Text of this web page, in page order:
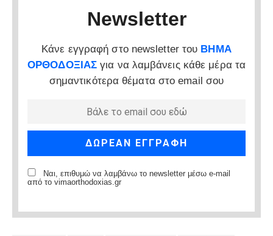
Newsletter
Κάνε εγγραφή στο newsletter του ΒΗΜΑ
ΟΡΘΟΔΟΞΙΑΣ για να λαμβάνεις κάθε μέρα τα
σημαντικότερα θέματα στο email σου
Ναι, επιθυμώ να λαμβάνω το newsletter μέσω e-mail
από το vimaorthodoxias.gr